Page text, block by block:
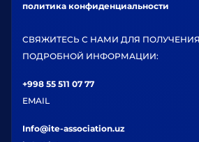
политика конфиденциальности
СВЯЖИТЕСЬ С НАМИ ДЛЯ
ПОДРОБНОЙ ИНФОРМАЦИИ:
+998 55 511 07 77
EMAIL
Info@ite-association.uz